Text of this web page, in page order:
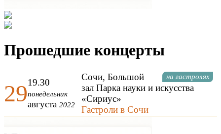
Прошедшие концерты
2919.30
понедельник
августа 2022
на гастролях
Сочи, Большой
зал Парка науки и искусства
«Сириус»
Гастроли в Сочи